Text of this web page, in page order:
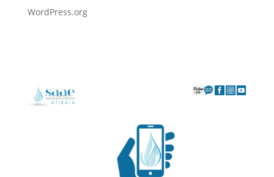
WordPress.org